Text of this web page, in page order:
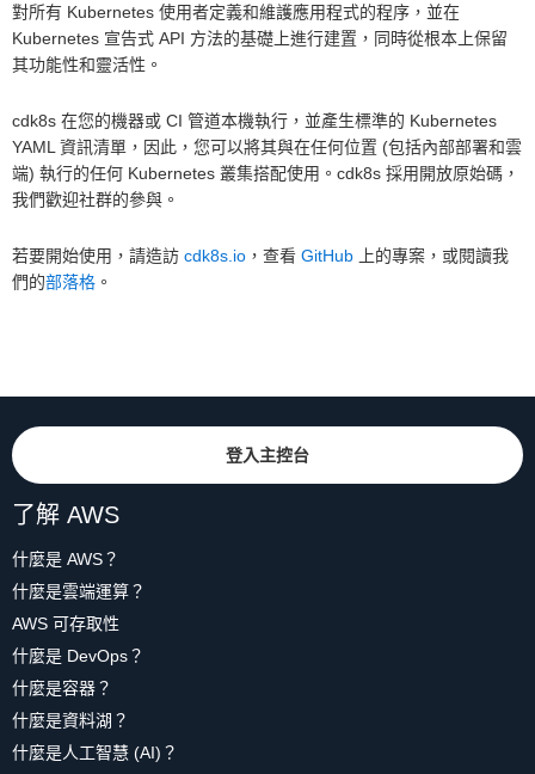
對所有 Kubernetes 使用者定義和維護應用程式的程序，並在
Kubernetes 宣告式 API 方法的基礎上進行建置，同時從根本上保留
其功能性和靈活性。
cdk8s 在您的機器或 CI 管道本機執行，並產生標準的 Kubernetes
YAML 資訊清單，因此，您可以將其與在任何位置 (包括內部部署和雲
端) 執行的任何 Kubernetes 叢集搭配使用。cdk8s 採用開放原始碼，
我們歡迎社群的參與。
若要開始使用，請造訪 cdk8s.io ，查看 GitHub 上的專案，或閱讀我
們的部落格 。
登入主控台
了解 AWS
什麼是 AWS？
什麼是雲端運算？
AWS 可存取性
什麼是 DevOps？
什麼是容器？
什麼是資料湖？
什麼是人工智慧 (AI)？